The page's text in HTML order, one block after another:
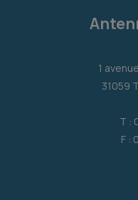
1
31059
T :
F :